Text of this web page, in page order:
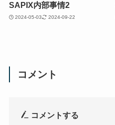
SAPIX内部事情2
2024-05-03 2024-09-22
コメント
コメントする